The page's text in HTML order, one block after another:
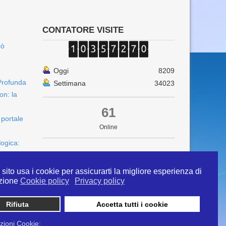
sito usa i cookie per assicurarti la migliore esperienza di
Cookie policy Privacy policy
Rifiuta Accetta tutti i cookie
Cookie:
la
CONTATORE VISITE
Oggi
8209
Settimana
34023
61
Online
info@ipertermiaitalia.it tel. 331/9584817 . Il
diramato nel rispetto delle Linee Guida contenute